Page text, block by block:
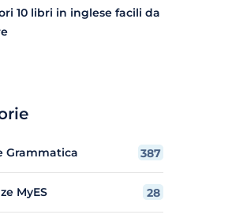
10 libri in inglese facili da
Grammatica 387
MyES 28